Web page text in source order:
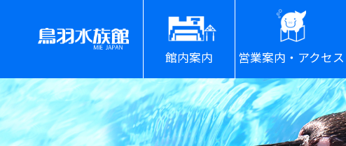
館内案内 営業案内・アクセス